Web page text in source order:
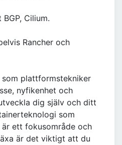
Cilium.
Rancher och
plattformstekniker
nyfikenhet och
dig själv och ditt
som
är ett fokusområde och
är det viktigt att du